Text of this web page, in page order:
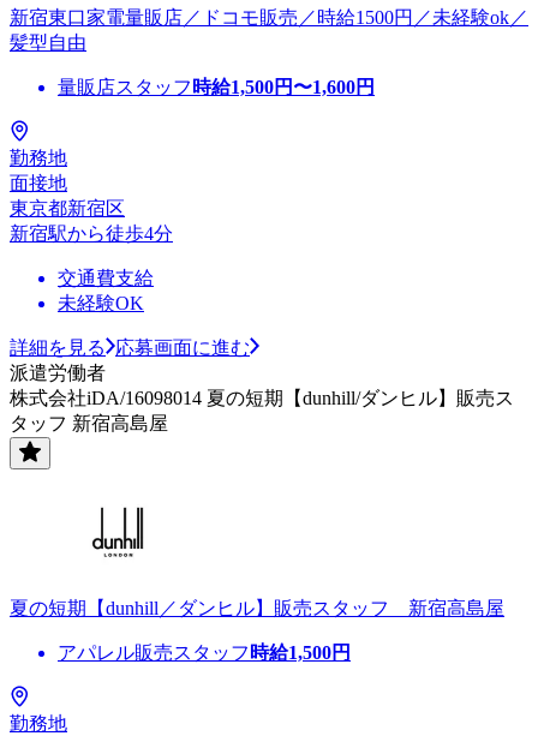
新宿東口家電量販店／ドコモ販売／時給1500円／未経験ok／
髪型自由
量販店スタッフ 時給1,500円〜1,600円
勤務地
面接地
東京都新宿区
新宿駅から徒歩4分
交通費支給
未経験OK
詳細を見る
応募画面に進む
派遣労働者
株式会社iDA/16098014 夏の短期【dunhill/ダンヒル】販売ス
タッフ 新宿高島屋
夏の短期【dunhill／ダンヒル】販売スタッフ 新宿高島屋
アパレル販売スタッフ 時給1,500円
勤務地